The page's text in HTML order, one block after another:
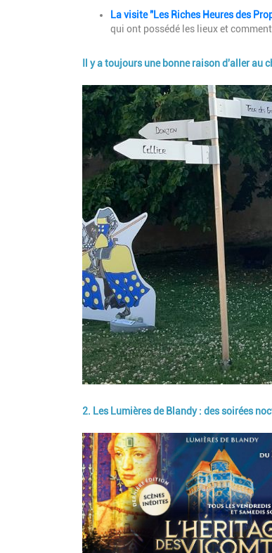
La visite "Les Riches Heures des
qui ont possédé les lieux et
Il y a toujours une bonne raison d'aller au
Image
2. Les Lumières de Blandy : des soirées
Image